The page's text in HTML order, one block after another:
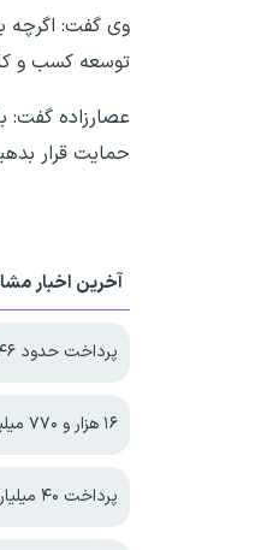
وی گفت: اگرچه
توسعه‌ کسب و
عصارزاده گفت:
حمایت قرار
آخرین اخبار
پرداخت حدود ۴۴۶ میلیارد ریال تسهیلات مشاغل خانگی در خراسان‌شمالی
۱۶ هزار و ۷۷۰ میلیارد ریال تسهیلات به مشاغل خرد در بوشهر تخصیص یافت
پرداخت ۴۰ میلیارد ریال تسهیلات مشاغل خانگی در سیستان و بلوچستان